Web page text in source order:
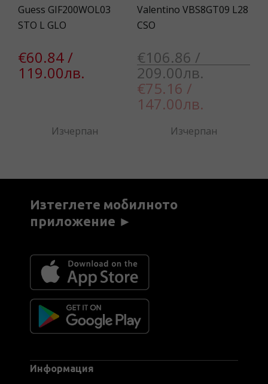
Guess GIF200WOL03
STO L GLO
€60.84 /
119.00лв.
Изчерпан
Valentino VBS8GT09 L28
CSO
€106.86 /
209.00лв.
€75.16 /
147.00лв.
Изчерпан
Изтеглете мобилното
приложение ►
Информация